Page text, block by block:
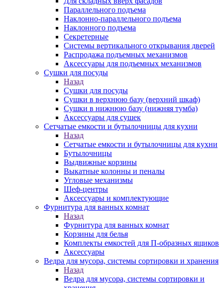
Параллельного подъема
Наклонно-параллельного подъема
Наклонного подъема
Секретерные
Системы вертикального открывания дверей
Распродажа подъемных механизмов
Аксессуары для подъемных механизмов
Сушки для посуды
Назад
Сушки для посуды
Сушки в верхнюю базу (верхний шкаф)
Сушки в нижнюю базу (нижняя тумба)
Аксессуары для сушек
Сетчатые емкости и бутылочницы для кухни
Назад
Сетчатые емкости и бутылочницы для кухни
Бутылочницы
Выдвижные корзины
Выкатные колонны и пеналы
Угловые механизмы
Шеф-центры
Аксессуары и комплектующие
Фурнитура для ванных комнат
Назад
Фурнитура для ванных комнат
Корзины для белья
Комплекты емкостей для П-образных ящиков
Аксессуары
Ведра для мусора, системы сортировки и хранения
Назад
Ведра для мусора, системы сортировки и